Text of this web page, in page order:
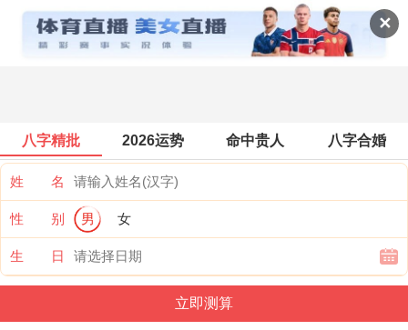
✕
世界天气
八字精批 2026运势 命中贵人 八字合婚
姓 名
性 别 男 女
生 日